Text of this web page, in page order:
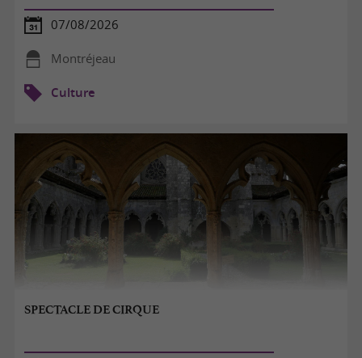
07/08/2026
Montréjeau
Culture
SPECTACLE DE CIRQUE